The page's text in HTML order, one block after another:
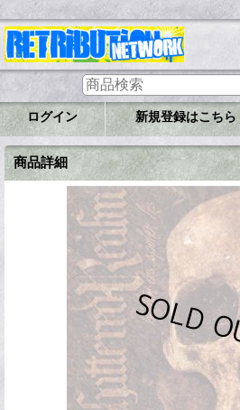
ログイン 新規登録はこちら
商品詳細